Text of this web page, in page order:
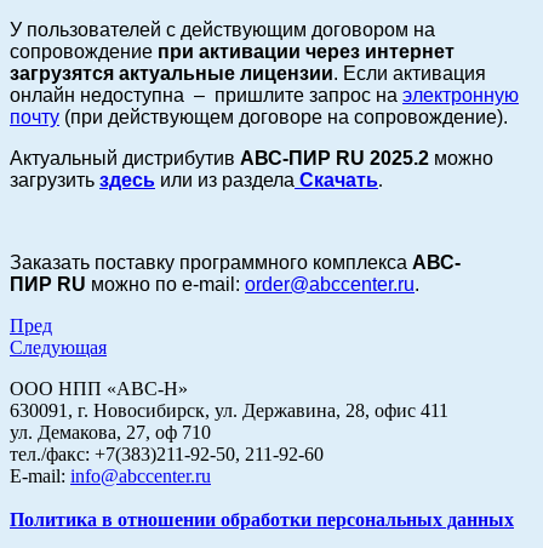
У пользователей с действующим договором на
сопровождение при активации через интернет
загрузятся актуальные лицензии. Если активация
онлайн недоступна – пришлите запрос на электронную
почту (при действующем договоре на сопровождение).
Актуальный дистрибутив АВС-ПИР RU 2025.2 можно
загрузить здесь или из раздела Скачать.
Заказать поставку программного комплекса АВС-
ПИР RU можно по e-mail: order@abccenter.ru.
Пред
Следующая
ООО НПП «АВС-Н»
630091, г. Новосибирск, ул. Державина, 28, офис 411
ул. Демакова, 27, оф 710
тел./факс: +7(383)211-92-50, 211-92-60
E-mail: info@abccenter.ru
Политика в отношении обработки персональных данных